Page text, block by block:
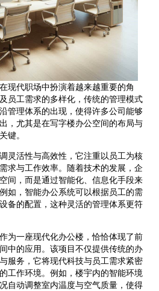
现代职场中扮演着越来越重要的角
员工需求的多样化，传统的管理模式
管理体系的出现，使得许多公司能够
，尤其是在写字楼办公空间的布局与
键。
灵活性与高效性，它注重以员工为核
求与工作效率。随着技术的发展，企
间，而是通过智能化、信息化手段来
如，智能办公系统可以根据员工的需
备的配置，这种灵活的管理体系更符
为一座现代化办公楼，恰恰体现了前
中的应用。该项目不仅提供传统的办
服务，它将现代科技与员工需求紧密
工作环境。例如，楼宇内的智能环境
自动调整室内温度与空气质量，使得